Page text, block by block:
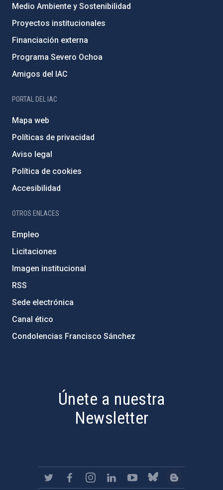
Medio Ambiente y Sostenibilidad
Proyectos institucionales
Financiación externa
Programa Severo Ochoa
Amigos del IAC
PORTAL DEL IAC
Mapa web
Políticas de privacidad
Aviso legal
Política de cookies
Accesibilidad
OTROS ENLACES
Empleo
Licitaciones
Imagen institucional
RSS
Sede electrónica
Canal ético
Condolencias Francisco Sánchez
Únete a nuestra
Newsletter